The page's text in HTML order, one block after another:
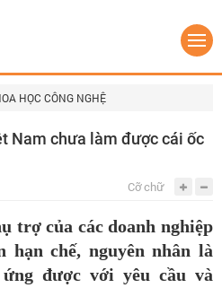
HỌC CÔNG NGHỆ
Nam chưa làm được cái ốc
Cỡ chữ
trợ của các doanh nghiệp
hạn chế, nguyên nhân là
được với yêu cầu và